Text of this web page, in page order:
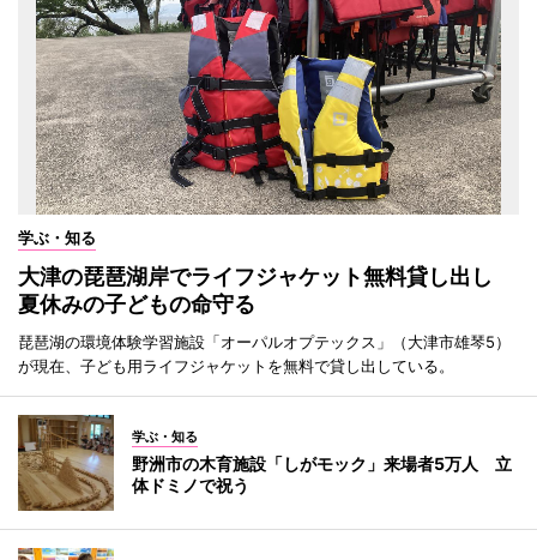
学ぶ・知る
大津の琵琶湖岸でライフジャケット無料貸し出し
夏休みの子どもの命守る
琵琶湖の環境体験学習施設「オーパルオプテックス」（大津市雄琴5）
が現在、子ども用ライフジャケットを無料で貸し出している。
学ぶ・知る
野洲市の木育施設「しがモック」来場者5万人 立
体ドミノで祝う